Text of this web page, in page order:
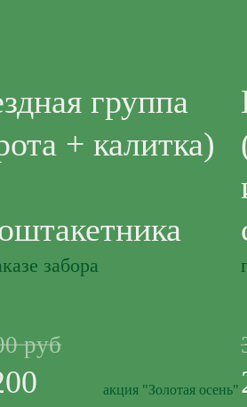
группа
+ калитка)
забора
руб
акция "Золотая осень"